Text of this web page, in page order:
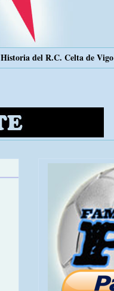
Historia del R.C. Celta de Vigo